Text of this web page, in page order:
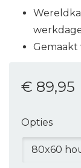
€ 89,95
Opties
80x60